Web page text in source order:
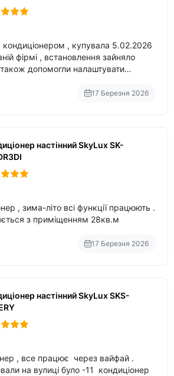
, купувала 5.02.2026
17 Березня 2026
настінний SkyLux SK-
, зима-літо всі функції працюють .
з приміщенням 28кв.м
17 Березня 2026
настінний SkyLux SKS-
, все працює через вайфай .
на вулиці було -11 кондиціонер